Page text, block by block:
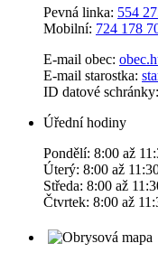
Pevná linka: 554
Mobilní: 724 178
E-mail obec:
E-mail starostka:
ID datové
Úřední hodiny
Pondělí: 8:00 až
Úterý: 8:00 až
Středa: 8:00 až
Čtvrtek: 8:00 až